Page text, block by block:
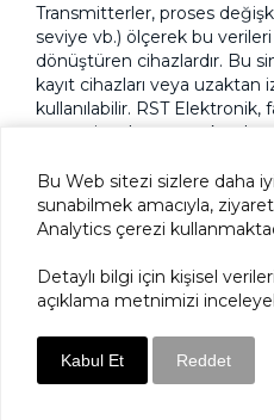
Transmitterler, proses
seviye vb.) ölçerek bu
dönüştüren cihazlardır. Bu
kayıt cihazları veya
kullanılabilir. RST Elektronik,
transmitterler sunmaktadır.
ÜRÜN
Bu Web sitezi sizlere daha
sunabilmek amacıyla,
Analytics çerezi
Detaylı bilgi için kişisel
açıklama metnimizi
Kabul Et Reddet